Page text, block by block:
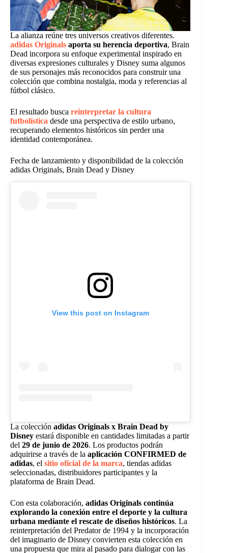
La alianza reúne tres universos creativos diferentes.
adidas Originals aporta su herencia deportiva, Brain
Dead incorpora su enfoque experimental inspirado en
diversas expresiones culturales y Disney suma algunos
de sus personajes más reconocidos para construir una
colección que combina nostalgia, moda y referencias al
fútbol clásico.
El resultado busca reinterpretar la cultura
futbolística desde una perspectiva de estilo urbano,
recuperando elementos históricos sin perder una
identidad contemporánea.
Fecha de lanzamiento y disponibilidad de la colección
adidas Originals, Brain Dead y Disney
View this post on Instagram
La colección adidas Originals x Brain Dead by
Disney estará disponible en cantidades limitadas a partir
del 29 de junio de 2026. Los productos podrán
adquirirse a través de la aplicación CONFIRMED de
adidas, el sitio oficial de la marca, tiendas adidas
seleccionadas, distribuidores participantes y la
plataforma de Brain Dead.
Con esta colaboración, adidas Originals continúa
explorando la conexión entre el deporte y la cultura
urbana mediante el rescate de diseños históricos. La
reinterpretación del Predator de 1994 y la incorporación
del imaginario de Disney convierten esta colección en
una propuesta que mira al pasado para dialogar con las